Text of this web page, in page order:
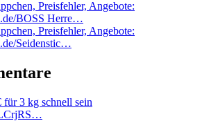
Preisfehler, Angebote:
BOSS Herre…
Preisfehler, Angebote:
Seidenstic…
für 3 kg schnell sein